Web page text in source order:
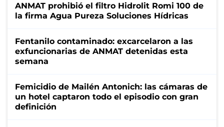
ANMAT prohibió el filtro Hidrolit Romi 100 de
la firma Agua Pureza Soluciones Hídricas
Fentanilo contaminado: excarcelaron a las
exfuncionarias de ANMAT detenidas esta
semana
Femicidio de Mailén Antonich: las cámaras de
un hotel captaron todo el episodio con gran
definición